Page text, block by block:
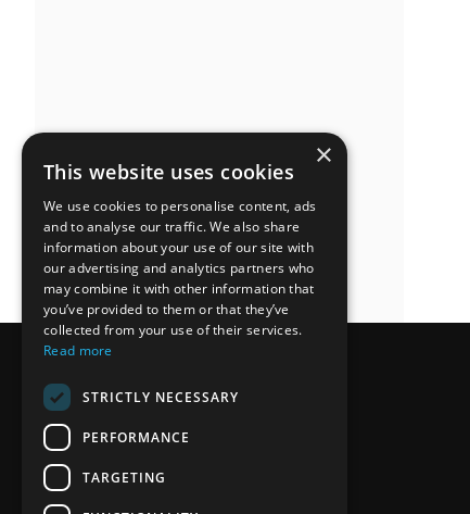
×
This website uses cookies
We use cookies to personalise content, ads
and to analyse our traffic. We also share
information about your use of our site with
our advertising and analytics partners who
may combine it with other information that
you’ve provided to them or that they’ve
collected from your use of their services.
Read more
STRICTLY NECESSARY
PERFORMANCE
TARGETING